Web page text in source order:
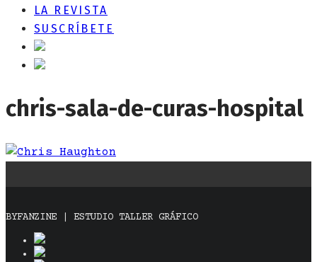
LA REVISTA
SUSCRÍBETE
chris-sala-de-curas-hospital
BYFANZINE | ESTUDIO TALLER GRÁFICO